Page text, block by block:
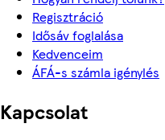
Regisztráció
Idősáv foglalása
Kedvenceim
ÁFÁ-s számla igénylés
Kapcsolat